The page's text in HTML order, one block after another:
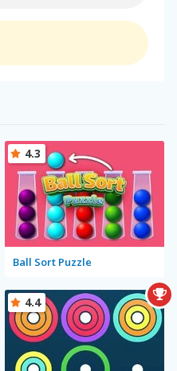
Ball Sort Puzzle
4.3
4.4